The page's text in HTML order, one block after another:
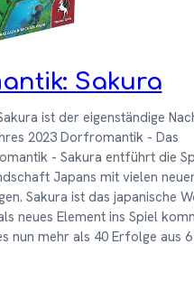
Sakura
ist der eigenständige
2023 Dorfromantik - Das
- Sakura entführt die
Japans mit vielen
Sakura ist das japanische
neues Element ins Spiel
nun mehr als 40 Erfolge aus